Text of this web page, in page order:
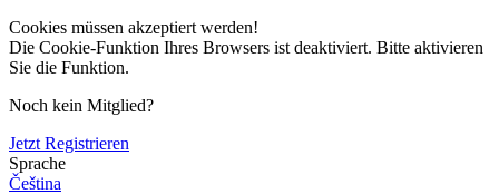
Cookies müssen akzeptiert werden!
Die Cookie-Funktion Ihres Browsers ist deaktiviert. Bitte aktivieren
Sie die Funktion.
Noch kein Mitglied?
Jetzt Registrieren
Sprache
Čeština